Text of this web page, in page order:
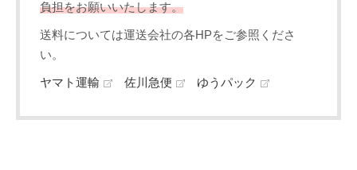
負担をお願いいたします。
送料については運送会社の各HPをご参照くださ
い。
ヤマト運輸 佐川急便 ゆうパック